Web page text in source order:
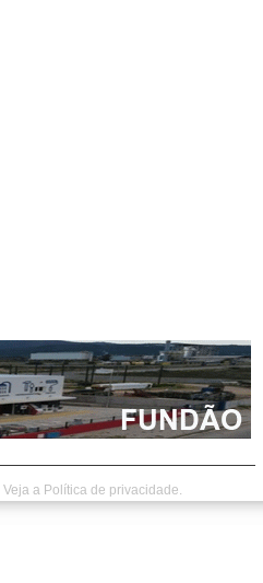
Veja a Política de privacidade.